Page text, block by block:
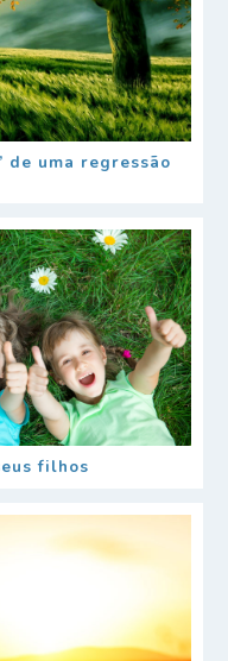
de uma regressão
filhos